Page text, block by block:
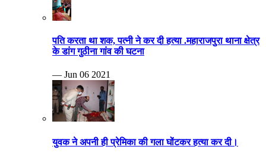
पति करता था शक, पत्नी ने कर दी हत्या .महाराजपुरा थाना क्षेत्र
के डांग गुठीना गांव की घटना
— Jun 06 2021
युवक ने अपनी ही प्रेमिका की गला घोंटकर हत्या कर दी।